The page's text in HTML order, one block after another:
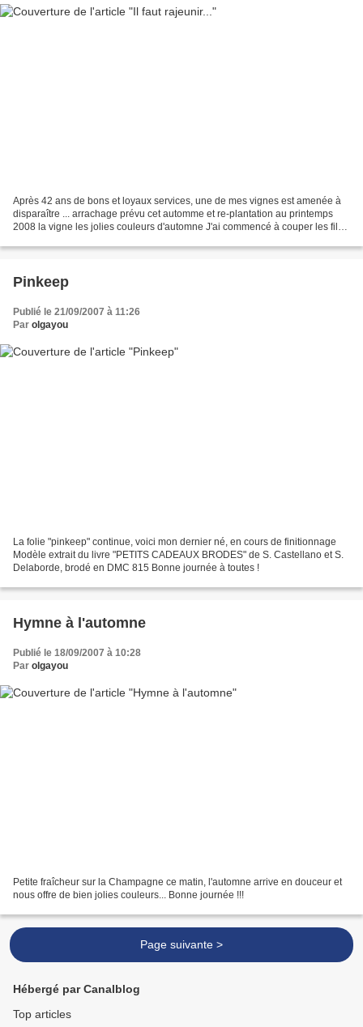
Après 42 ans de bons et loyaux services, une de mes vignes est amenée à
disparaître ... arrachage prévu cet automme et re-plantation au printemps
2008 la vigne les jolies couleurs d'automne J'ai commencé à couper les fils
Pinkeep
Publié le 21/09/2007 à 11:26
Par olgayou
La folie "pinkeep" continue, voici mon dernier né, en cours de finitionnage
Modèle extrait du livre "PETITS CADEAUX BRODES" de S. Castellano et S.
Delaborde, brodé en DMC 815 Bonne journée à toutes !
Hymne à l'automne
Publié le 18/09/2007 à 10:28
Par olgayou
Petite fraîcheur sur la Champagne ce matin, l'automne arrive en douceur et
nous offre de bien jolies couleurs... Bonne journée !!!
Page suivante >
Hébergé par Canalblog
Top articles